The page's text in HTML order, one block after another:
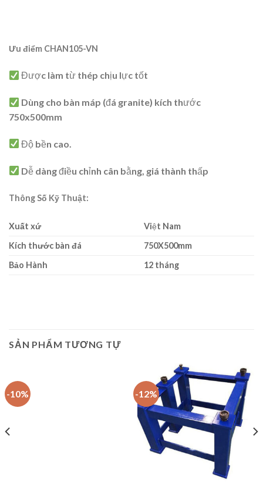
Ưu điểm CHAN105-VN
Được làm từ thép chịu lực tốt
Dùng cho bàn máp (đá granite) kích thước
750x500mm
Độ bền cao.
Dễ dàng điều chỉnh cân bằng, giá thành thấp
Thông Số Kỹ Thuật:
Xuất xứ
Việt Nam
Kích thước bàn đá
750X500mm
Bảo Hành
12 tháng
SẢN PHẨM TƯƠNG TỰ
-10% -12%